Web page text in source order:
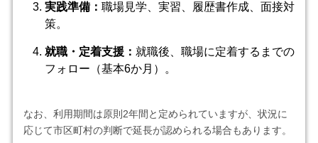
実践準備： 職場見学、実習、履歴書作成、面接対
策。
就職・定着支援： 就職後、職場に定着するまでの
フォロー（基本6か月）。
なお、利用期間は原則2年間と定められていますが、状況に
応じて市区町村の判断で延長が認められる場合もあります。